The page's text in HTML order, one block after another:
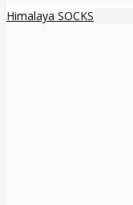
Himalaya SOCKS